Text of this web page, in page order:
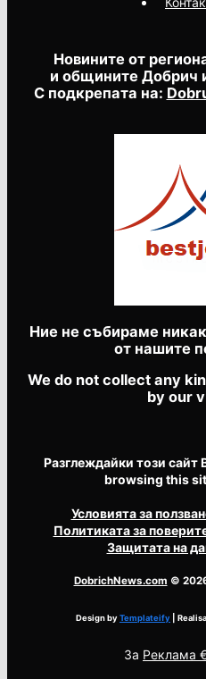
Новините от
и общините Добрич
С подкрепата на:
Ние не събираме
от нашите
We do not collect any
by our
Разглеждайки този сайт
browsing this
Условията за
Политиката за
Защитата на
DobrichNews.com ©
Design byTemplateify |
За Реклама